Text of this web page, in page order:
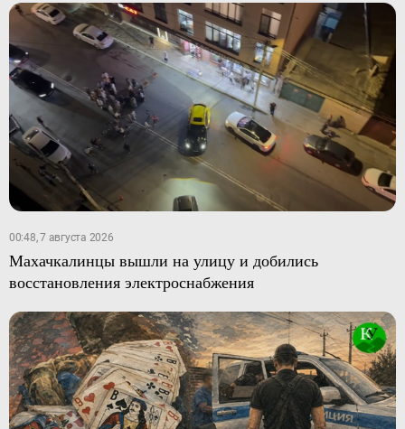
00:48, 7 августа 2026
Махачкалинцы вышли на улицу и добились
восстановления электроснабжения